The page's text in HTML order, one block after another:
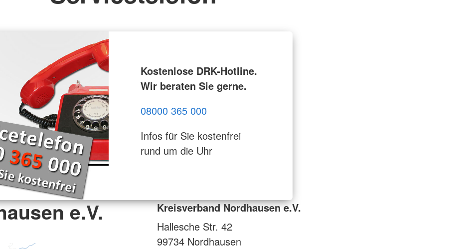
Kostenlose DRK-Hotline.
Wir beraten Sie gerne.
08000 365 000
Infos für Sie kostenfrei
rund um die Uhr
e.V.
Kreisverband Nordhausen e.V.
Hallesche Str. 42
99734 Nordhausen